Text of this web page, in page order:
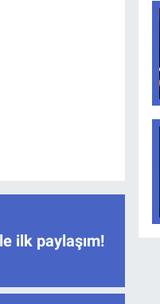
ilk paylaşım!